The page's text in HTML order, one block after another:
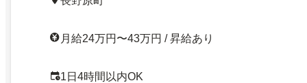
月給24万円〜43万円 / 昇給あり
1日4時間以内OK